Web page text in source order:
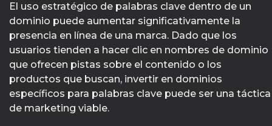
El uso estratégico de palabras clave dentro de un
dominio puede aumentar significativamente la
presencia en línea de una marca. Dado que los
usuarios tienden a hacer clic en nombres de dominio
que ofrecen pistas sobre el contenido o los
productos que buscan, invertir en dominios
específicos para palabras clave puede ser una táctica
de marketing viable.